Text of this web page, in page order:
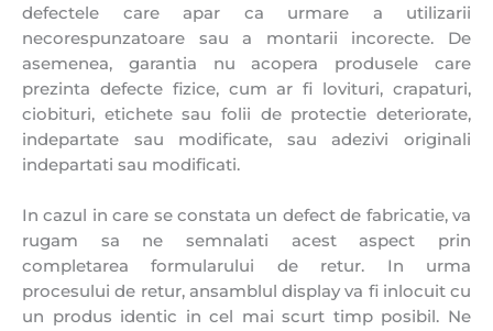
defectele care apar ca urmare a utilizarii
necorespunzatoare sau a montarii incorecte. De
asemenea, garantia nu acopera produsele care
prezinta defecte fizice, cum ar fi lovituri, crapaturi,
ciobituri, etichete sau folii de protectie deteriorate,
indepartate sau modificate, sau adezivi originali
indepartati sau modificati.
In cazul in care se constata un defect de fabricatie, va
rugam sa ne semnalati acest aspect prin
completarea formularului de retur. In urma
procesului de retur, ansamblul display va fi inlocuit cu
un produs identic in cel mai scurt timp posibil. Ne